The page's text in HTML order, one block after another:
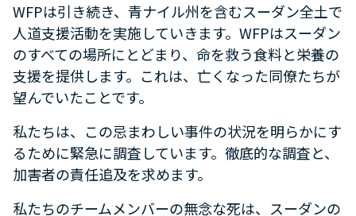
WFPは引き続き、青ナイル州を含むスーダン全土で
人道支援活動を実施していきます。 WFPはスーダン
のすべての場所にとどまり、命を救う食料と栄養の
支援を提供します。これは、亡くなった同僚たちが
望んでいたことです。
私たちは、この忌まわしい事件の状況を明らかにす
るために緊急に調査しています。徹底的な調査と、
加害者の責任追及を求めます。
私たちのチームメンバーの無念な死は、スーダンの